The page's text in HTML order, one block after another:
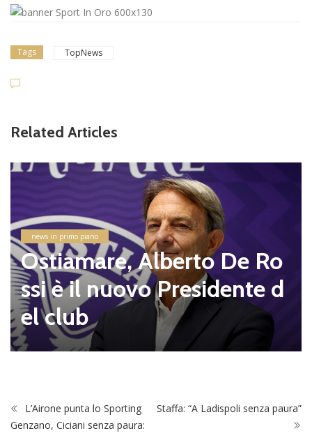
Tags TopNews
Related Articles
news in primo piano
Ostiamare, Alberto De Ro
ssi è il nuovo Presidente d
el club
L’Airone punta lo Sporting
Genzano, Ciciani senza paura:
Staffa: “A Ladispoli senza paura”